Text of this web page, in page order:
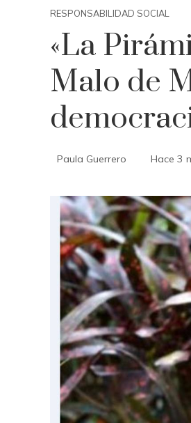
RESPONSABILIDAD SOCIAL
«La
Malo de
Paula Guerrero Hace 3